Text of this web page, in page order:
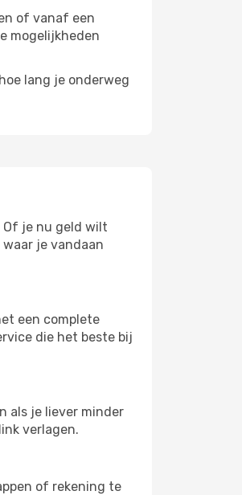
of vanaf een
mogelijkheden
lang je onderweg
Of je nu geld wilt
je vandaan
een complete
die het beste bij
als je liever minder
verlagen.
of rekening te